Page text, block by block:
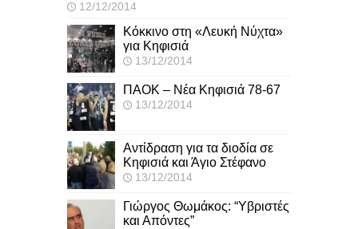
12/12/2014
Κόκκινο στη «Λευκή Νύχτα»
για Κηφισιά
13/12/2014
ΠΑΟΚ – Νέα Κηφισιά 78-67
13/12/2014
Αντίδραση για τα διοδία σε
Κηφισιά και Άγιο Στέφανο
13/12/2014
Γιώργος Θωμάκος: “Υβριστές
και Απόντες”